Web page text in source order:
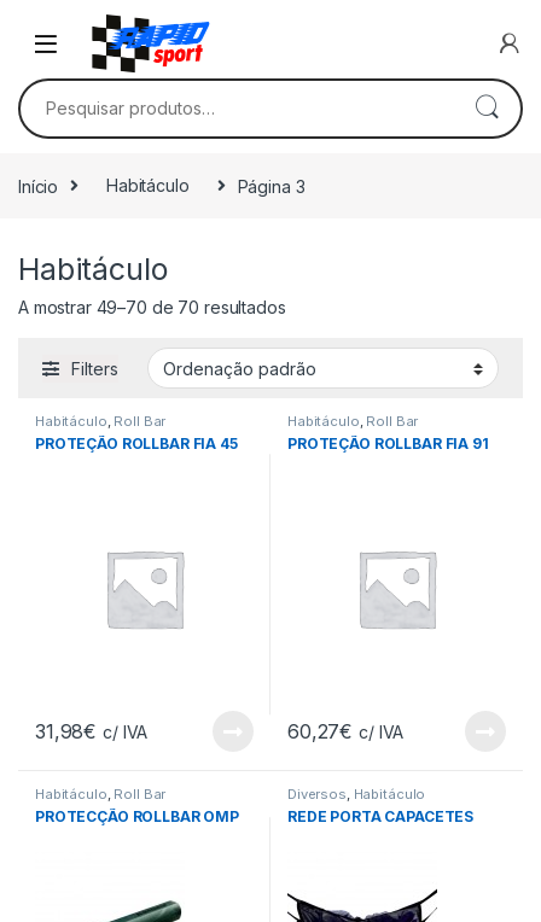
Skip to navigation
Skip to content
Pesquisar por:
Início Habitáculo Página 3
Habitáculo
A mostrar 49–70 de 70 resultados
Filters
Habitáculo, Roll Bar
PROTEÇÃO ROLLBAR FIA 45
31,98€ c/ IVA
Habitáculo, Roll Bar
PROTEÇÃO ROLLBAR FIA 91
60,27€ c/ IVA
Habitáculo, Roll Bar
PROTECÇÃO ROLLBAR OMP
Diversos, Habitáculo
REDE PORTA CAPACETES